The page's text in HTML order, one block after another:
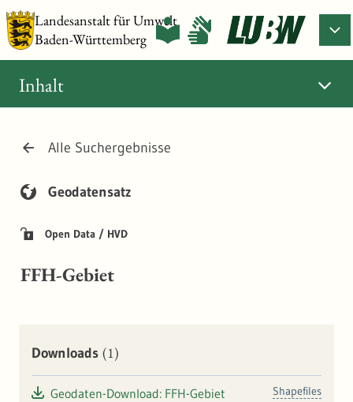
Landesanstalt für Umwelt
Baden-Württemberg
Alle Suchergebnisse
Geodatensatz
Open Data / HVD
FFH-Gebiet
Inhalt
Downloads (1)
Shapefiles
Geodaten-Download: FFH-Gebiet